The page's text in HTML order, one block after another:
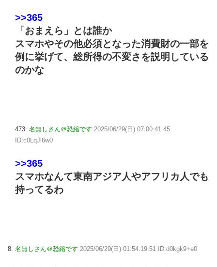
>>365
「おまえら」とは誰か
スマホやその他必須となった消費財の一部を
例に挙げて、総所得の不変さを説明している
のかな
473: 名無しさん＠恐縮です 2025/06/29(日) 07:00:41.45
ID:c0LqJl6w0
>>365
スマホなんて東南アジア人やアフリカ人でも
持ってるわ
8: 名無しさん＠恐縮です 2025/06/29(日) 01:54:19.51 ID:d0kgk9+e0